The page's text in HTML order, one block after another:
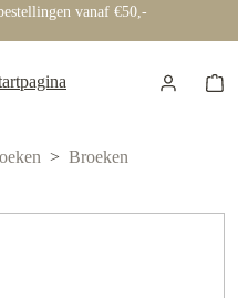
vanaf €50,-
Broeken